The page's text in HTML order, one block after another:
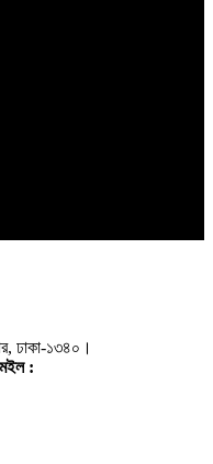
ঢাকা-১৩৪০।
: